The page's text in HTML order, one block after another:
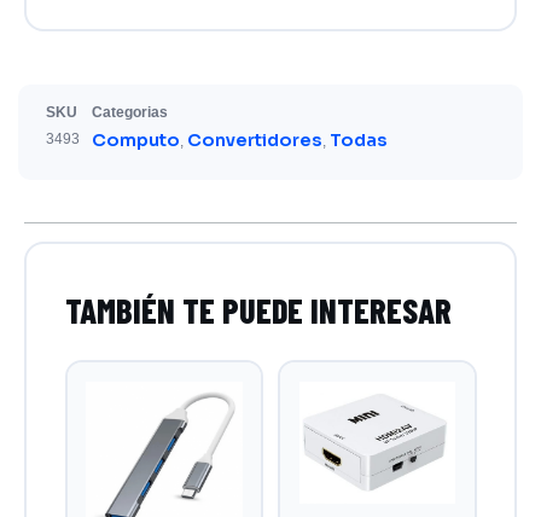
SKU
3493
Categorias
Computo, Convertidores, Todas